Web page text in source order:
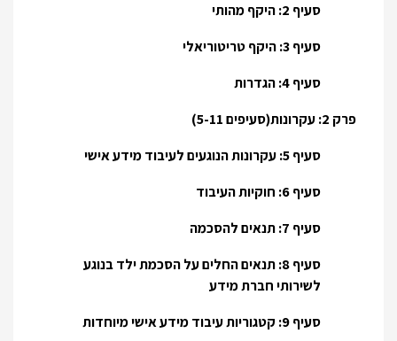
סעיף 2: היקף מהותי
סעיף 3: היקף טריטוריאלי
סעיף 4: הגדרות
פרק 2: עקרונות(סעיפים 5-11)
סעיף 5: עקרונות הנוגעים לעיבוד מידע אישי
סעיף 6: חוקיות העיבוד
סעיף 7: תנאים להסכמה
סעיף 8: תנאים החלים על הסכמת ילד בנוגע
לשירותי חברת מידע
סעיף 9: קטגוריות עיבוד מידע אישי מיוחדות